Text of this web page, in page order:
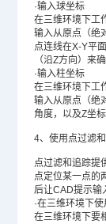
·输入球坐标
在三维环境下工
输入从原点（绝
点连线在X-Y平
（沿Z方向）来
·输入柱坐标
在三维环境下工
输入从原点（绝
角度，以及Z坐
4、使用点过滤
点过滤和追踪提
点定位某一点的
后让CAD提示输
·在三维环境下
在三维环境下要